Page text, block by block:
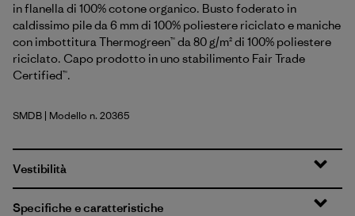
in flanella di 100% cotone organico. Busto foderato in
caldissimo pile da 6 mm di 100% poliestere riciclato e maniche
con imbottitura Thermogreen™ da 80 g/m² di 100% poliestere
riciclato. Capo prodotto in uno stabilimento Fair Trade
Certified™.
Smolder Blue
SMDB | Modello n. 20365
Vestibilità
Specifiche e caratteristiche